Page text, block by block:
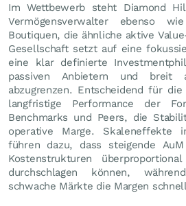
Im Wettbewerb steht Diamond
Vermögensverwalter ebenso
Boutiquen, die ähnliche aktive
Gesellschaft setzt auf eine
eine klar definierte
passiven Anbietern und breit
abzugrenzen. Entscheidend für
langfristige Performance der
Benchmarks und Peers, die
operative Marge. Skaleneffekte
führen dazu, dass steigende
Kostenstrukturen
durchschlagen können,
schwache Märkte die Margen